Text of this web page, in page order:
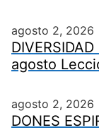
agosto 2, 2026
agosto
agosto 2, 2026
DONES